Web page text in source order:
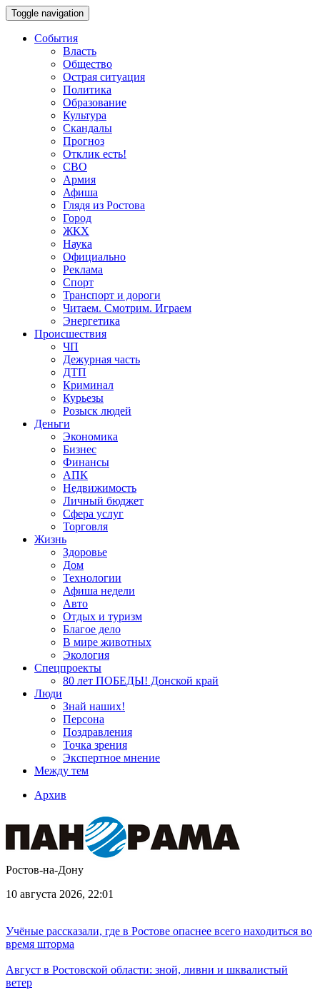
Toggle navigation
События
Власть
Общество
Острая ситуация
Политика
Образование
Культура
Скандалы
Прогноз
Отклик есть!
СВО
Армия
Афиша
Глядя из Ростова
Город
ЖКХ
Наука
Официально
Реклама
Спорт
Транспорт и дороги
Читаем. Смотрим. Играем
Энергетика
Происшествия
ЧП
Дежурная часть
ДТП
Криминал
Курьезы
Розыск людей
Деньги
Экономика
Бизнес
Финансы
АПК
Недвижимость
Личный бюджет
Сфера услуг
Торговля
Жизнь
Здоровье
Дом
Технологии
Афиша недели
Авто
Отдых и туризм
Благое дело
В мире животных
Экология
Спецпроекты
80 лет ПОБЕДЫ! Донской край
Люди
Знай наших!
Персона
Поздравления
Точка зрения
Экспертное мнение
Между тем
Архив
Ростов-на-Дону
10 августа 2026, 22:01
Учёные рассказали, где в Ростове опаснее всего находиться во
время шторма
Август в Ростовской области: зной, ливни и шквалистый
ветер